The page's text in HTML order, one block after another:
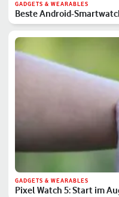
GADGETS & WEARABLES
Beste Android-
GADGETS & WEARABLES
Pixel Watch 5: Start im